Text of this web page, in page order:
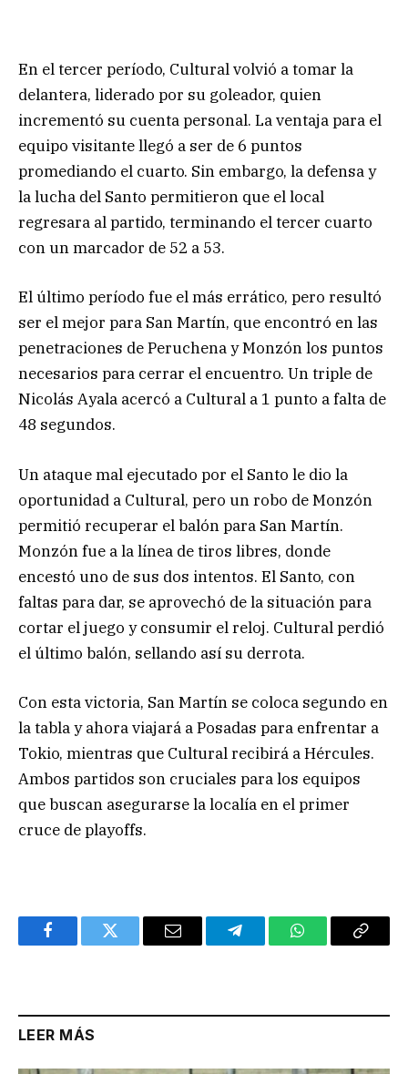
En el tercer período, Cultural volvió a tomar la
delantera, liderado por su goleador, quien
incrementó su cuenta personal. La ventaja para el
equipo visitante llegó a ser de 6 puntos
promediando el cuarto. Sin embargo, la defensa y
la lucha del Santo permitieron que el local
regresara al partido, terminando el tercer cuarto
con un marcador de 52 a 53.
El último período fue el más errático, pero resultó
ser el mejor para San Martín, que encontró en las
penetraciones de Peruchena y Monzón los puntos
necesarios para cerrar el encuentro. Un triple de
Nicolás Ayala acercó a Cultural a 1 punto a falta de
48 segundos.
Un ataque mal ejecutado por el Santo le dio la
oportunidad a Cultural, pero un robo de Monzón
permitió recuperar el balón para San Martín.
Monzón fue a la línea de tiros libres, donde
encestó uno de sus dos intentos. El Santo, con
faltas para dar, se aprovechó de la situación para
cortar el juego y consumir el reloj. Cultural perdió
el último balón, sellando así su derrota.
Con esta victoria, San Martín se coloca segundo en
la tabla y ahora viajará a Posadas para enfrentar a
Tokio, mientras que Cultural recibirá a Hércules.
Ambos partidos son cruciales para los equipos
que buscan asegurarse la localía en el primer
cruce de playoffs.
FacebookTwitter Email TelegramWhatsAppCopy
LEER MÁS